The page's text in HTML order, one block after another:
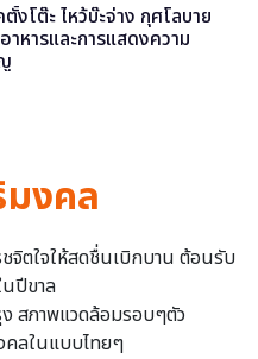
ตั้งโต๊ะ ไหว้บ๊ะจ่าง กุศโลบาย
าหารและการแสดงความ
มงคล
จิตใจให้สดชื่นเบิกบาน ต้อนรับ
นปีขาล
สภาพแวดล้อมรอบๆตัว
คลในแบบไทยๆ